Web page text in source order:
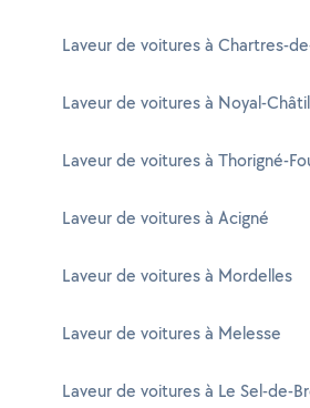
Laveur de voitures à Chartres-
Laveur de voitures à Noyal-
Laveur de voitures à Thorigné-
Laveur de voitures à Acigné
Laveur de voitures à Mordelles
Laveur de voitures à Melesse
Laveur de voitures à Le Sel-de-